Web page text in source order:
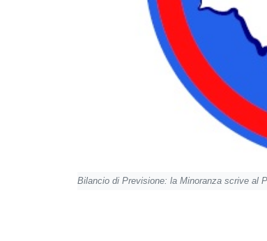
Bilancio di Previsione: la Minoranza scrive al